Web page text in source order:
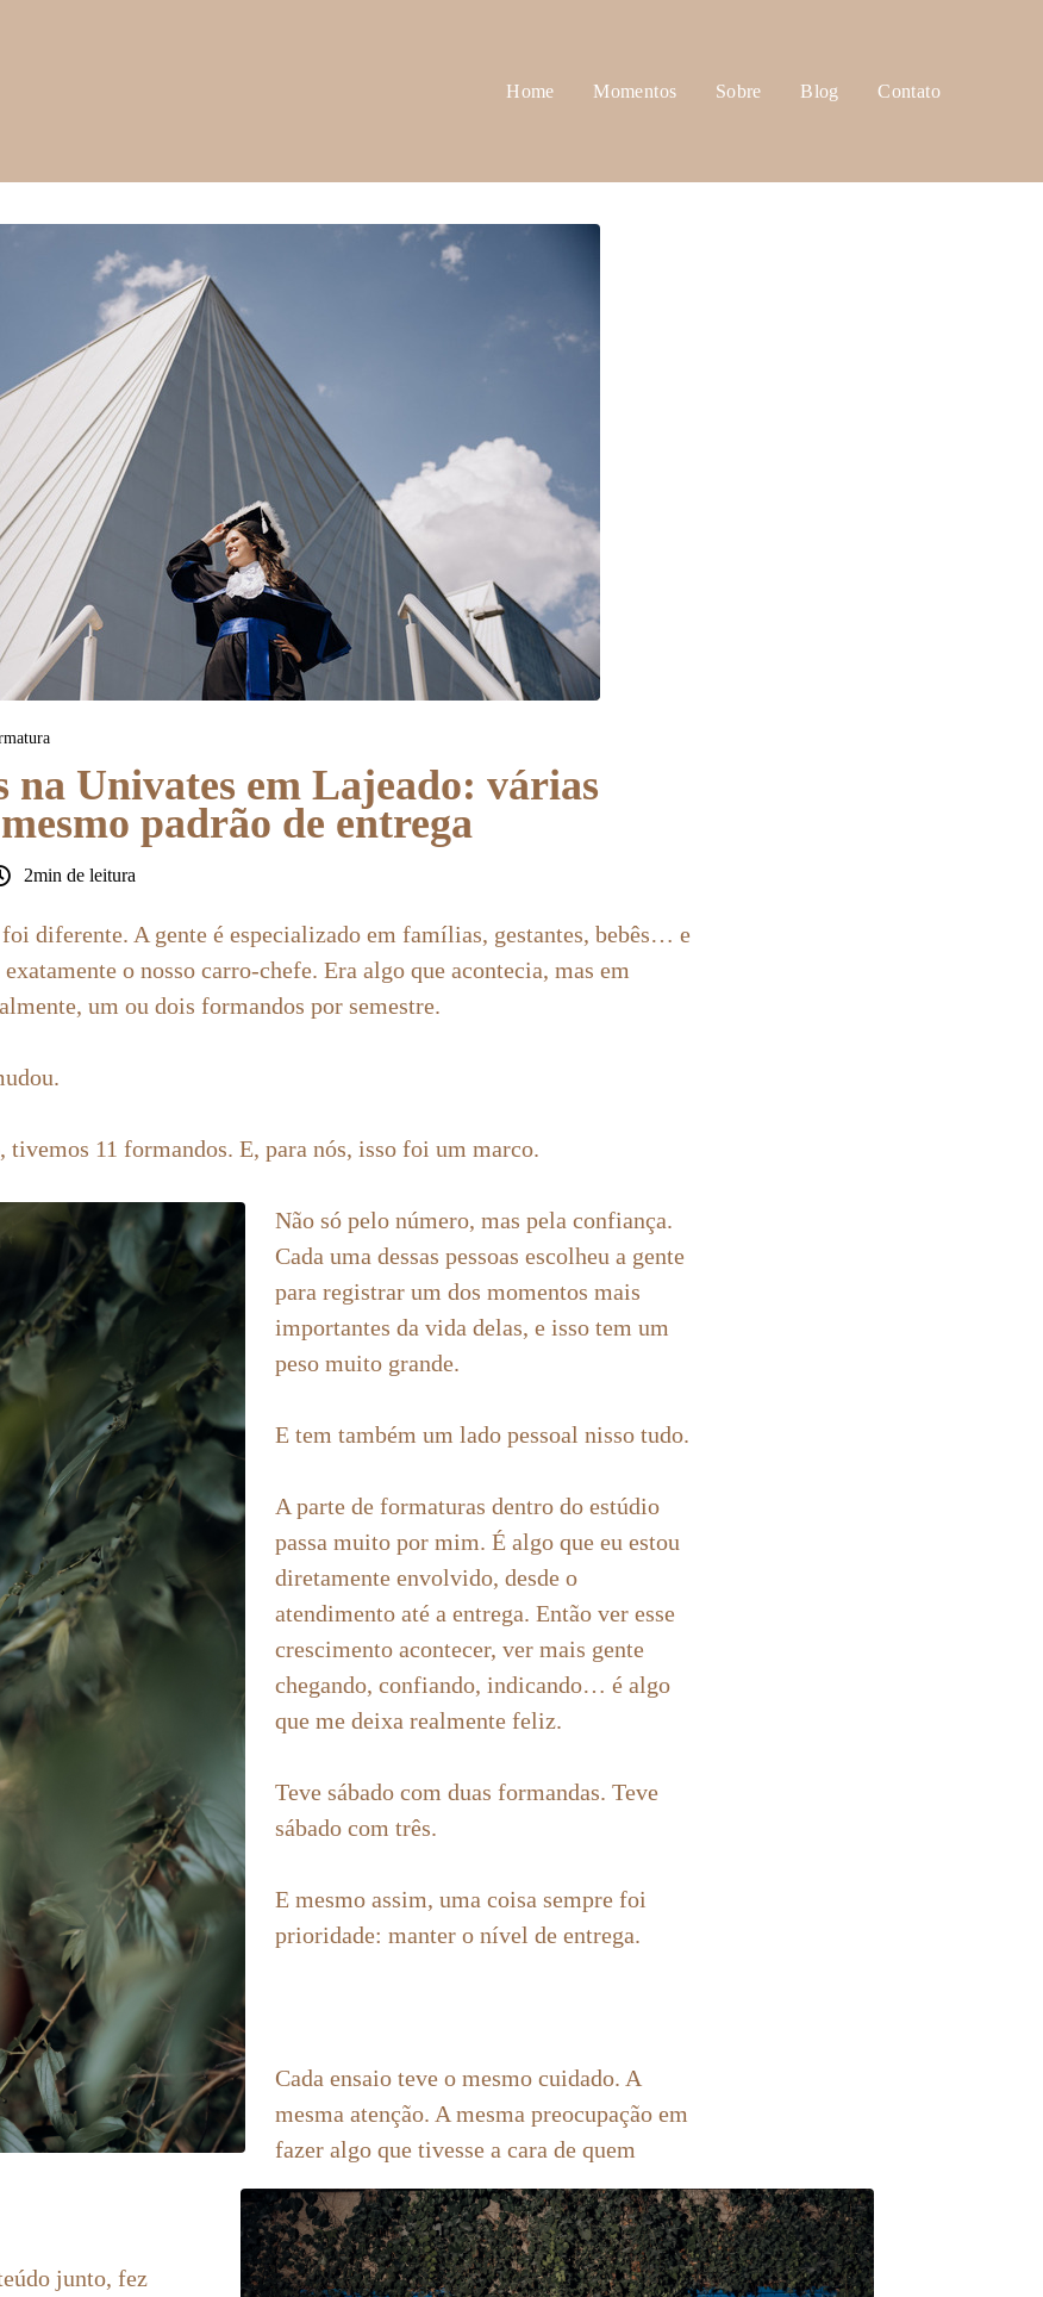
Home Momentos Sobre Blog Contato
na Univates em Lajeado: várias
padrão de entrega
2min de leitura
diferente. A gente é especializado em famílias, gestantes, bebês… e
o nosso carro-chefe. Era algo que acontecia, mas em
um ou dois formandos por semestre.
tivemos 11 formandos. E, para nós, isso foi um marco.
Não só pelo número, mas pela confiança.
Cada uma dessas pessoas escolheu a gente
para registrar um dos momentos mais
importantes da vida delas, e isso tem um
peso muito grande.
E tem também um lado pessoal nisso tudo.
A parte de formaturas dentro do estúdio
passa muito por mim. É algo que eu estou
diretamente envolvido, desde o
atendimento até a entrega. Então ver esse
crescimento acontecer, ver mais gente
chegando, confiando, indicando… é algo
que me deixa realmente feliz.
Teve sábado com duas formandas. Teve
sábado com três.
E mesmo assim, uma coisa sempre foi
prioridade: manter o nível de entrega.
Cada ensaio teve o mesmo cuidado. A
mesma atenção. A mesma preocupação em
fazer algo que tivesse a cara de quem
junto, fez